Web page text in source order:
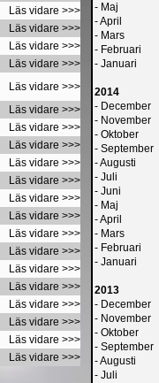
Läs vidare >>>
Läs vidare >>>
Läs vidare >>>
Läs vidare >>>
Läs vidare >>>
Läs vidare >>>
Läs vidare >>>
Läs vidare >>>
Läs vidare >>>
Läs vidare >>>
Läs vidare >>>
Läs vidare >>>
Läs vidare >>>
Läs vidare >>>
Läs vidare >>>
Läs vidare >>>
Läs vidare >>>
Läs vidare >>>
Läs vidare >>>
Läs vidare >>>
- Maj
-April
- Mars
- Februari
- Januari
2014
- December
- November
- Oktober
- September
-Augusti
- Juli
- Juni
- Maj
-April
- Mars
- Februari
- Januari
2013
- December
- November
- Oktober
- September
-Augusti
- Juli